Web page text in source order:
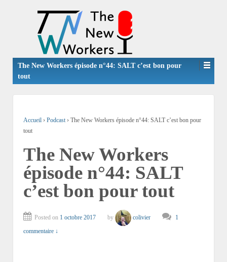
The New Workers épisode n°44: SALT c’est bon pour
tout
Accueil › Podcast › The New Workers épisode n°44: SALT c’est bon pour
tout
The New Workers
épisode n°44: SALT
c’est bon pour tout
Posted on 1 octobre 2017 by colivier
1
commentaire ↓